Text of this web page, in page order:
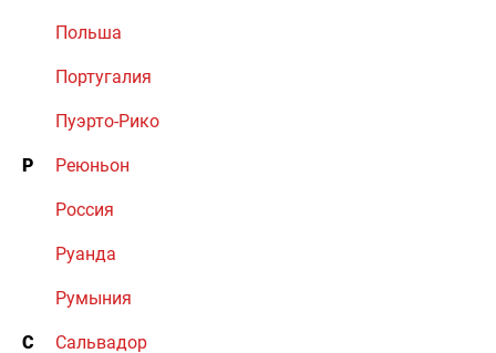
Польша
Португалия
Пуэрто-Рико
Р Реюньон
Россия
Руанда
Румыния
С Сальвадор